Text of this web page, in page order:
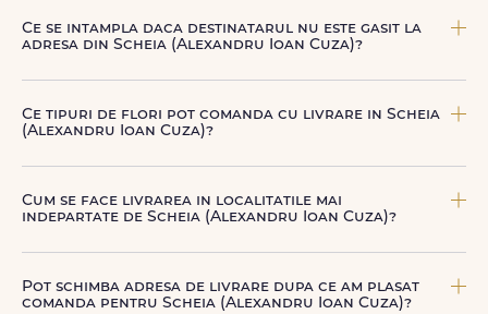
produsul dorit, data si intervalul de livrare si adresa din
Scheia (Alexandru Ioan Cuza). sau poti plasa comanda
Ce se intampla daca destinatarul nu este gasit la
adresa din Scheia (Alexandru Ioan Cuza)?
numarul de telefon oferit. Daca nu poate preda comanda,
te contactam pentru o solutie rapida (reprogramare sau
Ce tipuri de flori pot comanda cu livrare in Scheia
(Alexandru Ioan Cuza)?
aniversari, onomastici, sarbatori, evenimente speciale sau
gesturi spontane, toate create din flori naturale proaspete.
Cum se face livrarea in localitatile mai
indepartate de Scheia (Alexandru Ioan Cuza)?
nostri dedicati sau ai optiunea de livrare la cutie, prin
firma de curierat, cu un cost mai avantajos si ambalare
Pot schimba adresa de livrare dupa ce am plasat
comanda pentru Scheia (Alexandru Ioan Cuza)?